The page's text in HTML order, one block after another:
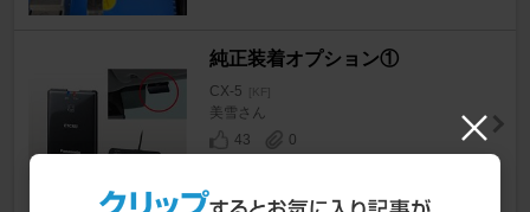
純正装着オプション①
CX-5 [KF]
美雪さん
43
0